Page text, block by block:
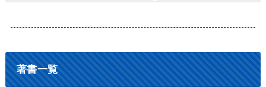
著書一覧